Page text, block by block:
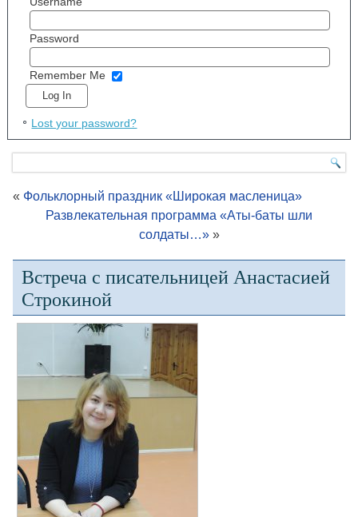
Password
Remember Me
Lost your password?
« Фольклорный праздник «Широкая масленица»
Развлекательная программа «Аты-баты шли
солдаты…»»
Встреча с писательницей Анастасией
Строкиной